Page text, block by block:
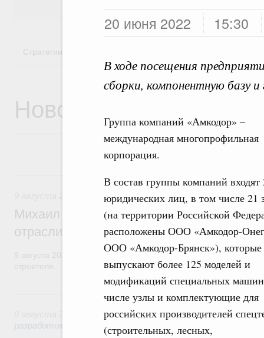
20 июня 2022 15:30
В ходе посещения
сборки, компонентную базу
Группа компаний «Амкодор» –
международная многопрофильная
корпорация.
В состав группы компаний входят
юридических лиц, в том числе 21
(на территории Российской
расположены ООО «Амкодор-
ООО «Амкодор-Брянск»), которые
выпускают более 125 моделей и
модификаций специальных
числе узлы и комплектующие для
российских производителей
(строительных, лесных,
Государство
Стратегии
Новости
9 августа, воскресенье
Регулирование в сфере строительства
Михаил Мишустин поздравил
отрасли с профессиональным
9 августа 2026 года отмечается профессиональный праздник
8 августа, суббота
Государственная политика в сфере
разработок